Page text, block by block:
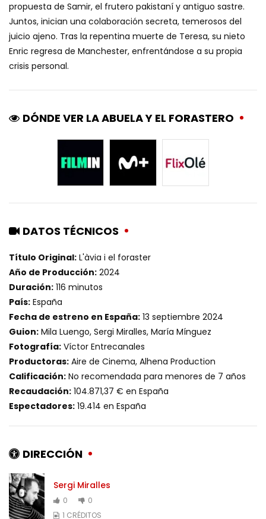
propuesta de Samir, el frutero pakistaní y antiguo sastre.
Juntos, inician una colaboración secreta, temerosos del
juicio ajeno. Tras la repentina muerte de Teresa, su nieto
Enric regresa de Manchester, enfrentándose a su propia
crisis personal.
DÓNDE VER LA ABUELA Y EL FORASTERO
DATOS TÉCNICOS
Título Original: L'àvia i el foraster
Año de Producción: 2024
Duración: 116 minutos
País: España
Fecha de estreno en España: 13 septiembre 2024
Guion: Mila Luengo, Sergi Miralles, María Mínguez
Fotografía: Víctor Entrecanales
Productoras: Aire de Cinema, Alhena Production
Calificación: No recomendada para menores de 7 años
Recaudación: 104.871,37 € en España
Espectadores: 19.414 en España
DIRECCIÓN
Sergi Miralles
0
0
1 CRÉDITOS